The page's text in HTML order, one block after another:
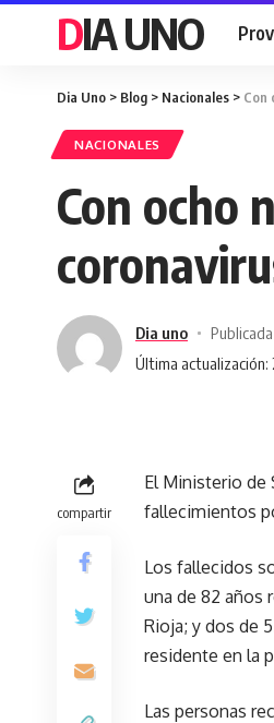
DIA UNO
Dia Uno > Blog > Nacionales > Con
NACIONALES
Con ocho
Última actualización:
Dia uno
compartir
El Ministerio de
fallecimientos
Los fallecidos
una de 82 años
Rioja; y dos de
residente en la
Las personas